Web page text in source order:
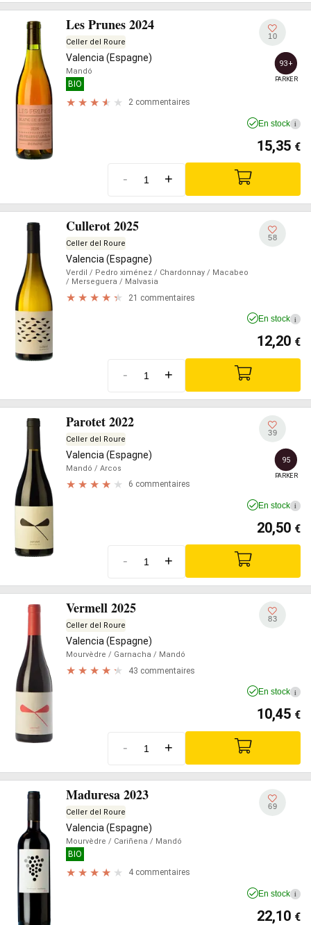
Les Prunes 2024
Celler del Roure
Valencia (Espagne)
Mandó
BIO
2 commentaires
10
93+
PARKER
En stock i
15,35 €
- +
Cullerot 2025
Celler del Roure
Valencia (Espagne)
Verdil / Pedro ximénez / Chardonnay / Macabeo
/ Merseguera / Malvasia
21 commentaires
58
En stock i
12,20 €
- +
Parotet 2022
Celler del Roure
Valencia (Espagne)
Mandó / Arcos
6 commentaires
39
95
PARKER
En stock i
20,50 €
- +
Vermell 2025
Celler del Roure
Valencia (Espagne)
Mourvèdre / Garnacha / Mandó
43 commentaires
83
En stock i
10,45 €
- +
Maduresa 2023
Celler del Roure
Valencia (Espagne)
Mourvèdre / Cariñena / Mandó
BIO
4 commentaires
69
En stock i
22,10 €